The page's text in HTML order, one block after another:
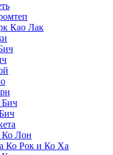
Као Лак
Бич
Ко Лон
Ко Рок и Ко Ха